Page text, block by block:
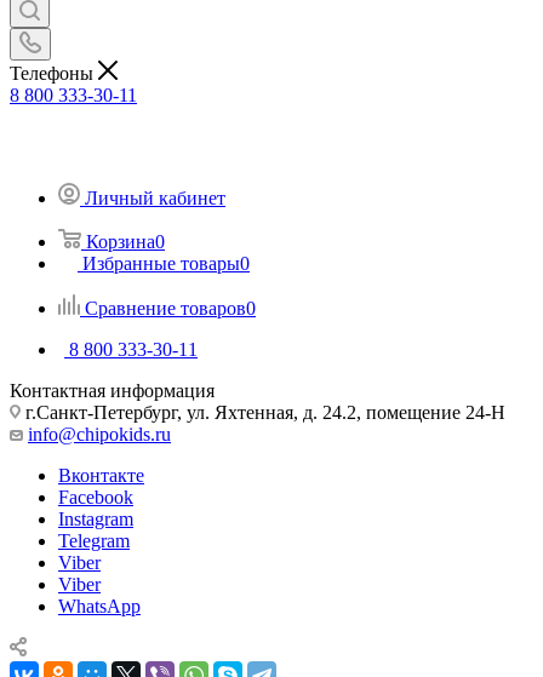
Телефоны
8 800 333-30-11
Личный кабинет
Корзина0
Избранные товары0
Сравнение товаров0
8 800 333-30-11
Контактная информация
г.Санкт-Петербург, ул. Яхтенная, д. 24.2, помещение 24-Н
info@chipokids.ru
Вконтакте
Facebook
Instagram
Telegram
Viber
Viber
WhatsApp